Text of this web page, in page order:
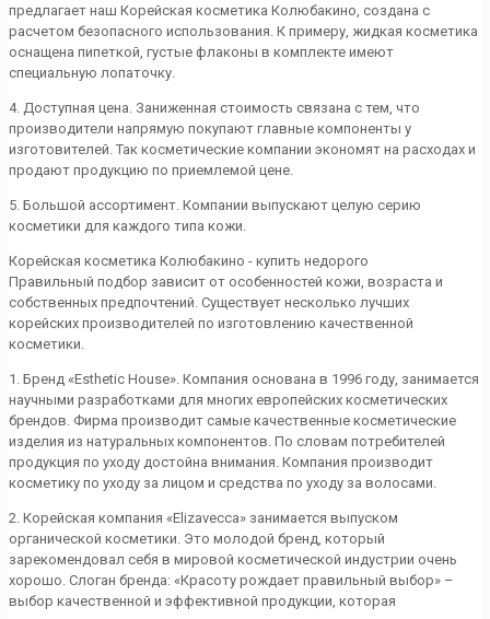
предлагает наш Корейская косметика Колюбакино, создана с
расчетом безопасного использования. К примеру, жидкая косметика
оснащена пипеткой, густые флаконы в комплекте имеют
специальную лопаточку.
4. Доступная цена. Заниженная стоимость связана с тем, что
производители напрямую покупают главные компоненты у
изготовителей. Так косметические компании экономят на расходах и
продают продукцию по приемлемой цене.
5. Большой ассортимент. Компании выпускают целую серию
косметики для каждого типа кожи.
Корейская косметика Колюбакино - купить недорого
Правильный подбор зависит от особенностей кожи, возраста и
собственных предпочтений. Существует несколько лучших
корейских производителей по изготовлению качественной
косметики.
1. Бренд «Esthetic House». Компания основана в 1996 году, занимается
научными разработками для многих европейских косметических
брендов. Фирма производит самые качественные косметические
изделия из натуральных компонентов. По словам потребителей
продукция по уходу достойна внимания. Компания производит
косметику по уходу за лицом и средства по уходу за волосами.
2. Корейская компания «Elizavecca» занимается выпуском
органической косметики. Это молодой бренд, который
зарекомендовал себя в мировой косметической индустрии очень
хорошо. Слоган бренда: «Красоту рождает правильный выбор» –
выбор качественной и эффективной продукции, которая